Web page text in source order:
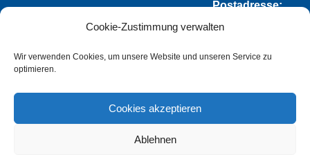
Cookie-Zustimmung verwalten
Wir verwenden Cookies, um unsere Website und unseren Service zu
optimieren.
Cookies akzeptieren
Ablehnen
Postadresse:
VfL Frei-Weinheim 1921 e.V.
Thomas Winternheimer
Talstr. 149
55218 Ingelheim